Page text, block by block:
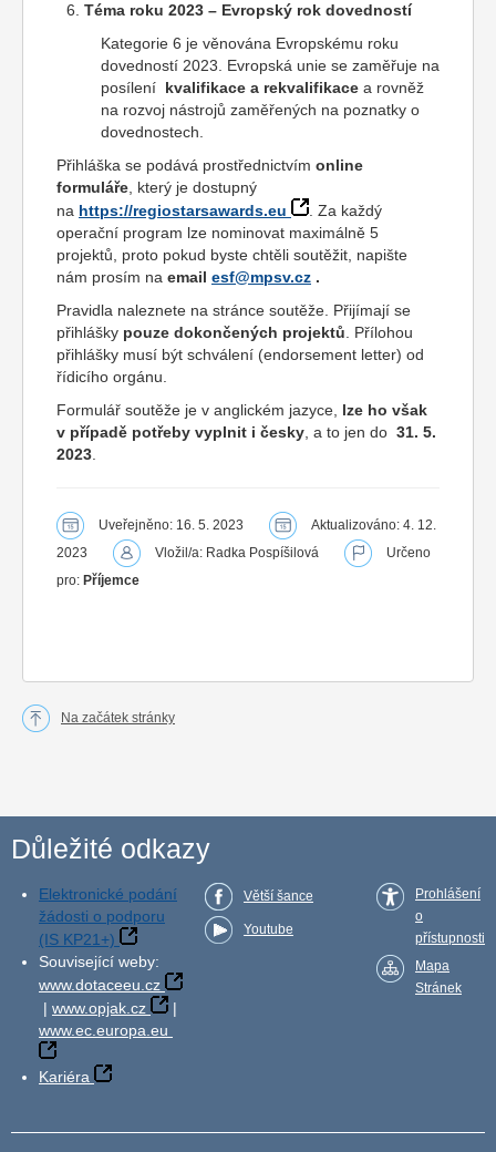
Téma roku 2023 – Evropský rok dovedností
Kategorie 6 je věnována Evropskému roku
dovedností 2023. Evropská unie se zaměřuje na
posílení kvalifikace a rekvalifikace a rovněž
na rozvoj nástrojů zaměřených na poznatky o
dovednostech.
Přihláška se podává prostřednictvím online
formuláře , který je dostupný
na https://regiostarsawards.eu
. Za každý
operační program lze nominovat maximálně 5
projektů, proto pokud byste chtěli soutěžit, napište
nám prosím na email esf@mpsv.cz .
Pravidla naleznete na stránce soutěže. Přijímají se
přihlášky pouze dokončených projektů . Přílohou
přihlášky musí být schválení (endorsement letter) od
řídicího orgánu.
Formulář soutěže je v anglickém jazyce, lze ho však
v případě potřeby vyplnit i česky , a to jen do 31. 5.
2023
Uveřejněno: 16. 5. 2023
Aktualizováno: 4. 12.
2023
Vložil/a: Radka Pospíšilová
Určeno
pro: Příjemce
Na začátek stránky
Důležité odkazy
Elektronické podání
žádosti o podporu
(IS KP21+)
Související weby:
www.dotaceeu.cz
| www.opjak.cz
|
www.ec.europa.eu
Kariéra
Větší šance
Youtube
Prohlášení
o
přístupnosti
Mapa
Stránek